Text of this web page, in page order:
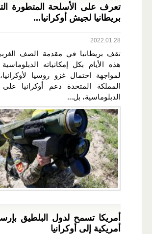
تعرف على الأسلحة المتطورة
بريطانيا لجيش أوكرانيا...
2022.01.28
تقف بريطانيا في مقدمة الصف
هذه الأيام بكل إمكانياته
لمواجهة احتمال غزو روسيا
المملكة المتحدة دعم أوكرانيا
الدبلوماسية، بل...
أمريكا تسمح لدول البلطيق
أمريكية إلى أوكرانيا